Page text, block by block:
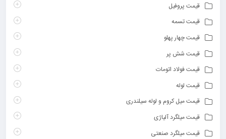
قیمت پروفیل
قیمت تسمه
قیمت چهار پهلو
قیمت شش پر
قیمت فولاد اتومات
قیمت لوله
قیمت میل کروم و لوله سیلندری
قیمت میلگرد آلیاژی
قیمت میلگرد صنعتی